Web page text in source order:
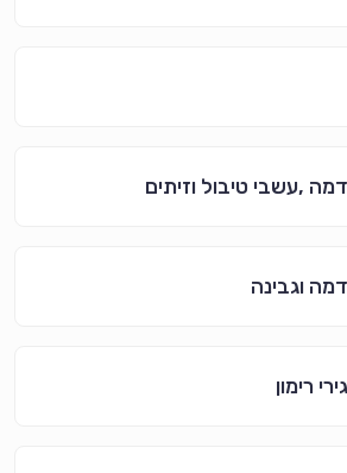
,עשבי טיבול וזיתים
וגבינה
רימון